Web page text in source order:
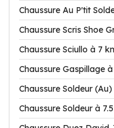
Chaussure Au P'tit
Chaussure Scris Shoe
Chaussure Sciullo à 7
Chaussure Gaspillage
Chaussure Soldeur
Chaussure Soldeur à